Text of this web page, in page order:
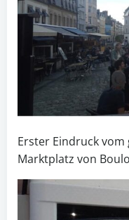
Erster Eindruck
Marktplatz von